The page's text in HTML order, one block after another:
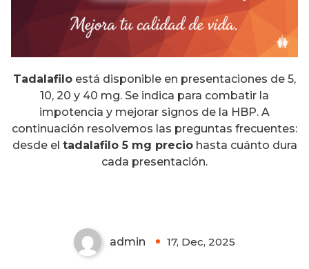
Tadalafilo está disponible en presentaciones de 5,
10, 20 y 40 mg. Se indica para combatir la
impotencia y mejorar signos de la HBP. A
continuación resolvemos las preguntas frecuentes:
desde el tadalafilo 5 mg preciohasta cuánto dura
cada presentación.
admin 17, Dec, 2025